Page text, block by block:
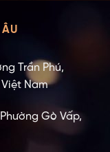
Trần Phú,
Nam
Gò Vấp,